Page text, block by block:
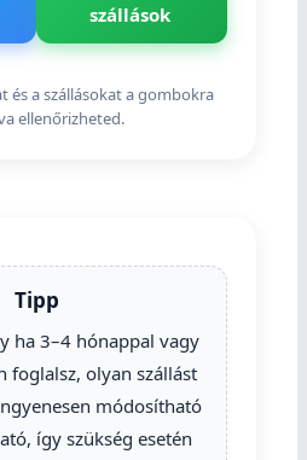
szállások
és a szállásokat a gombokra
ellenőrizheted.
Tipp
ha 3–4 hónappal vagy
foglalsz, olyan szállást
módosítható
így szükség esetén